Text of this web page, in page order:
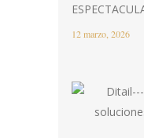
12 marzo, 2026